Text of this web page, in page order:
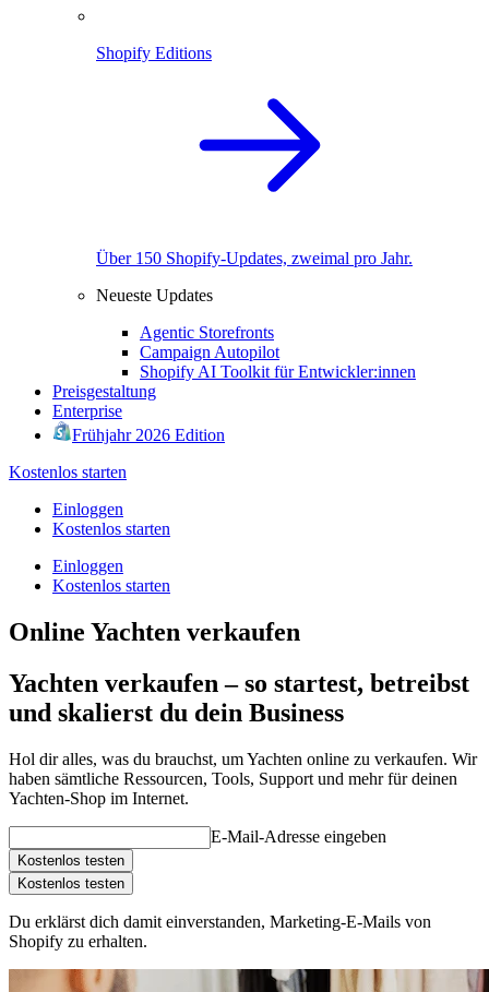
Shopify Editions
Über 150 Shopify-Updates, zweimal pro Jahr.
Neueste Updates
Agentic Storefronts
Campaign Autopilot
Shopify AI Toolkit für Entwickler:innen
Preisgestaltung
Enterprise
Frühjahr 2026 Edition
Kostenlos starten
Einloggen
Kostenlos starten
Einloggen
Kostenlos starten
Online Yachten verkaufen
Yachten verkaufen – so startest, betreibst
und skalierst du dein Business
Hol dir alles, was du brauchst, um Yachten online zu verkaufen. Wir
haben sämtliche Ressourcen, Tools, Support und mehr für deinen
Yachten-Shop im Internet.
E-Mail-Adresse eingeben
Kostenlos testen
Kostenlos testen
Du erklärst dich damit einverstanden, Marketing-E-Mails von
Shopify zu erhalten.